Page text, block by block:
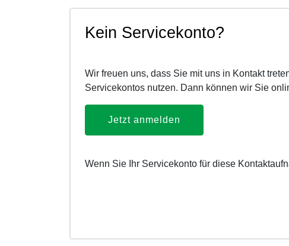
Kein Servicekonto?
Wir freuen uns, dass Sie mit uns in Kontakt
Servicekontos nutzen. Dann können wir Sie
Jetzt anmelden
Wenn Sie Ihr Servicekonto für diese